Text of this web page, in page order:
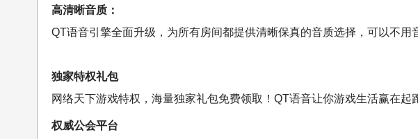
高清晰音质：
QT语音引擎全面升级，为所有房间都提供清晰保真的音质选择，可以不用
独家特权礼包
网络天下游戏特权，海量独家礼包免费领取！QT语音让你游戏生活赢在起
权威公会平台